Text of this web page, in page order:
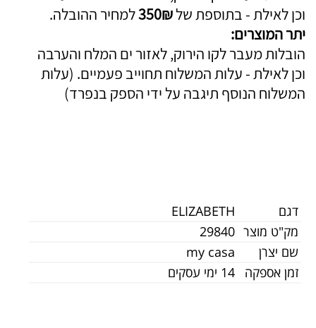
וכן לאילת - בתוספת של350₪למחיר ההובלה.
יתר המוצרים:
הובלות מעבר לקו הירוק, לאזור ים המלח והערבה
וכן לאילת - עלות המשלוח תחוייב פעמיים. (עלות
המשלוח הנוסף תיגבה על ידי הספק בנפרד)
דגם
ELIZABETH
מק"ט מוצר 29840
שם יצרן
my casa
זמן אספקה
14 ימי עסקים